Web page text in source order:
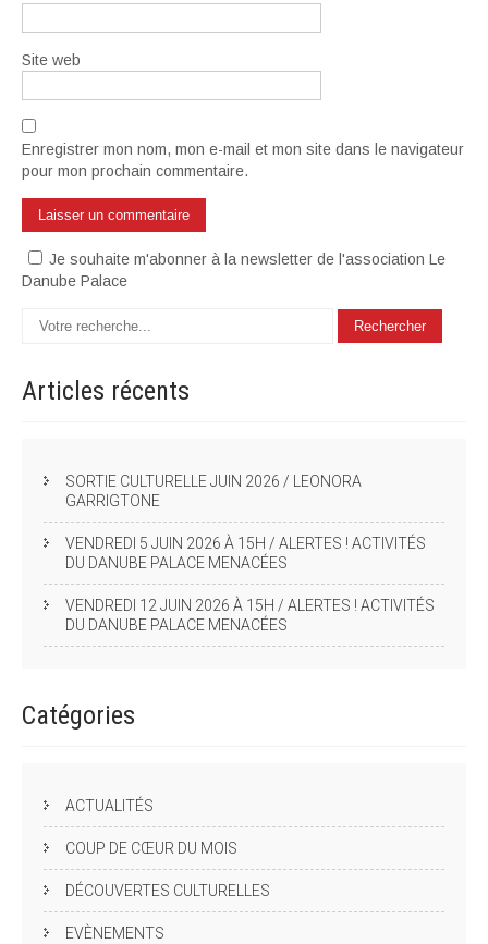
Site web
Enregistrer mon nom, mon e-mail et mon site dans le navigateur
pour mon prochain commentaire.
Je souhaite m'abonner à la newsletter de l'association Le
Danube Palace
Articles récents
SORTIE CULTURELLE JUIN 2026 / LEONORA
GARRIGTONE
VENDREDI 5 JUIN 2026 À 15H / ALERTES ! ACTIVITÉS
DU DANUBE PALACE MENACÉES
VENDREDI 12 JUIN 2026 À 15H / ALERTES ! ACTIVITÉS
DU DANUBE PALACE MENACÉES
Catégories
ACTUALITÉS
COUP DE CŒUR DU MOIS
DÉCOUVERTES CULTURELLES
EVÈNEMENTS